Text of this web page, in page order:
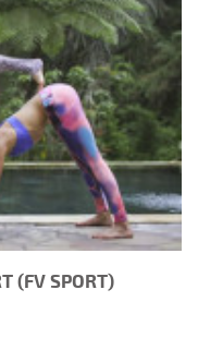
(FV SPORT)